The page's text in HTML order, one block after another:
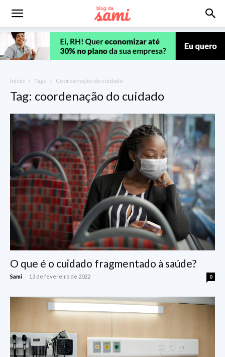
Início Tags Coordenação do cuidado
Tag: coordenação do cuidado
O que é o cuidado fragmentado à saúde?
Sami - 13 de fevereiro de 2022 0